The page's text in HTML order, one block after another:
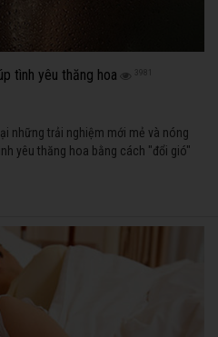
tình yêu thăng hoa 3981
những trải nghiệm mới mẻ và nóng
yêu thăng hoa bằng cách "đổi gió"